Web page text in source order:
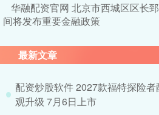
华融配资官网 北京市西城区区长
间将发布重要金融政策
最新文章
配资炒股软件 2027款福特探险
观升级 7月6日上市